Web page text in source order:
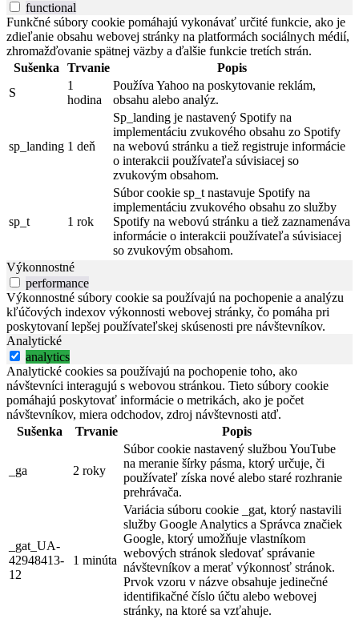
functional
Funkčné súbory cookie pomáhajú vykonávať určité funkcie, ako je
zdieľanie obsahu webovej stránky na platformách sociálnych médií,
zhromažďovanie spätnej väzby a ďalšie funkcie tretích strán.
Sušenka
Trvanie
Popis
S
1
hodina
Používa Yahoo na poskytovanie reklám,
obsahu alebo analýz.
sp_landing 1 deň
Sp_landing je nastavený Spotify na
implementáciu zvukového obsahu zo Spotify
na webovú stránku a tiež registruje informácie
o interakcii používateľa súvisiacej so
zvukovým obsahom.
sp_t 1 rok
Súbor cookie sp_t nastavuje Spotify na
implementáciu zvukového obsahu zo služby
Spotify na webovú stránku a tiež zaznamenáva
informácie o interakcii používateľa súvisiacej
so zvukovým obsahom.
Výkonnostné
performance
Výkonnostné súbory cookie sa používajú na pochopenie a analýzu
kľúčových indexov výkonnosti webovej stránky, čo pomáha pri
poskytovaní lepšej používateľskej skúsenosti pre návštevníkov.
Analytické
analytics
Analytické cookies sa používajú na pochopenie toho, ako
návštevníci interagujú s webovou stránkou. Tieto súbory cookie
pomáhajú poskytovať informácie o metrikách, ako je počet
návštevníkov, miera odchodov, zdroj návštevnosti atď.
Sušenka
Trvanie Popis
_ga 2 roky
Súbor cookie nastavený službou YouTube
na meranie šírky pásma, ktorý určuje, či
používateľ získa nové alebo staré rozhranie
prehrávača.
_gat_UA-
42948413-
12
1 minúta
Variácia súboru cookie _gat, ktorý nastavili
služby Google Analytics a Správca značiek
Google, ktorý umožňuje vlastníkom
webových stránok sledovať správanie
návštevníkov a merať výkonnosť stránok.
Prvok vzoru v názve obsahuje jedinečné
identifikačné číslo účtu alebo webovej
stránky, na ktoré sa vzťahuje.